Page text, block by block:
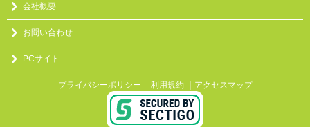
会社概要
お問い合わせ
PCサイト
プライバシーポリシー ｜ 利用規約 ｜アクセスマップ